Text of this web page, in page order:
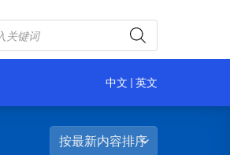
中文 | 英文